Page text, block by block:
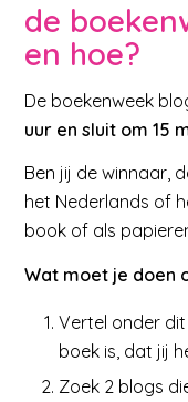
de
en hoe?
De boekenweek
uur en sluit om 15
Ben jij de winnaar,
het Nederlands of
book of als
Wat moet je doen
Vertel onder
boek is, dat jij
Zoek 2 blogs